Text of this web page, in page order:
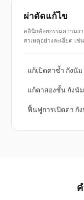
ผ่าตัดแก้ไข
คลินิกศัลยกรรมความง
สาเหตุอย่างละเอียด เ
แก้เปิดตาซ้ำ กังนั
แก้ตาสองชั้น กังนั
ฟื้นฟูการเปิดตา กั